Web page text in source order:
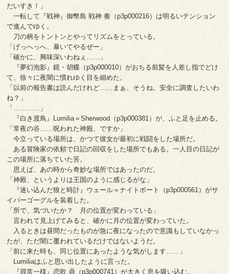
だいすき！」
一転して『戦神』御幣島 戦神 奏（p3p000216）は明るいテンション
で進んでゆく。
刀の柄をトントンとやってリズムをとっている。
「げっへっへ、暴いてやるぜー」
「確かに、興味深いわねぇ……」
『夢幻泡影』鏡・胡蝶（p3p000010）がおちる前髪を人差し指でどけ
て、徐々に夜闇に慣れゆく目を細めた。
「以前の報告書は読んだけれど……まぁ、そうね。安全に調査したいわ
ね？」
「…………」
『白き渡鳥』Lumilia＝Sherwood（p3p000381）が、ふと足を止める。
「常夜の谷……呪われた神殿、ですか」
今立っている場所は、かつて彼女が最初に戦闘をした場所だ。
ある冒険家の依頼で日記の回収をした場所でもある。一人目の日記が
この場所に落ちていた筈。
思えば、あの時から奇妙な場所ではあったのだ。
「神殿、というよりは王国のように感じるがな」
『迷い込んだ狼と時計』ウェール＝ナイトボート（p3p000561）がサ
イバーゴーグルを装着した。
「所で、気づいたか？ 月の位置が変わっている」
言われて見上げてみると、確かに月の位置が変わっていた。
入るときは昼間だったものが急に夜になったので意識もしていなかっ
たが、ただ闇に覆われているだけではないようだ。
「前に来た時も、同じ位置にあったような気がします……」
Lumiliaはふと思い出したように言った。
『尋常一様』恋歌 鼎（p3p000741）が大きく息を吸い込む。